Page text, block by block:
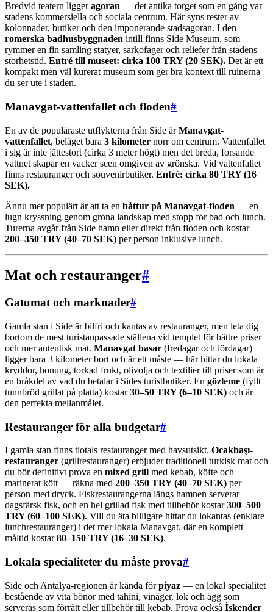
Bredvid teatern liggeragoran — det antika torget som en gång var
stadens kommersiella och sociala centrum. Här syns rester av
kolonnader, butiker och den imponerande stadsagoran. I den
romerska badhusbyggnaden intill finns Side Museum, som
rymmer en fin samling statyer, sarkofager och reliefer från stadens
storhetstid. Entré till museet: cirka 100 TRY (20 SEK). Det är ett
kompakt men väl kurerat museum som ger bra kontext till ruinerna
du ser ute i staden.
Manavgat-vattenfallet och floden#
En av de populäraste utflykterna från Side ärManavgat-
vattenfallet, beläget bara 3 kilometer norr om centrum. Vattenfallet
i sig är inte jättestort (cirka 3 meter högt) men det breda, forsande
vattnet skapar en vacker scen omgiven av grönska. Vid vattenfallet
finns restauranger och souvenirbutiker. Entré: cirka 80 TRY (16
SEK).
Ännu mer populärt är att ta en båttur på Manavgat-floden — en
lugn kryssning genom gröna landskap med stopp för bad och lunch.
Turerna avgår från Side hamn eller direkt från floden och kostar
200–350 TRY (40–70 SEK) per person inklusive lunch.
Mat och restauranger#
Gatumat och marknader#
Gamla stan i Side är bilfri och kantas av restauranger, men leta dig
bortom de mest turistanpassade ställena vid templet för bättre priser
och mer autentisk mat. Manavgat basar (fredagar och lördagar)
ligger bara 3 kilometer bort och är ett måste — här hittar du lokala
kryddor, honung, torkad frukt, olivolja och textilier till priser som är
en bråkdel av vad du betalar i Sides turistbutiker. En gözleme (fyllt
tunnbröd grillat på platta) kostar30–50 TRY (6–10 SEK) och är
den perfekta mellanmålet.
Restauranger för alla budgetar#
I gamla stan finns tiotals restauranger med havsutsikt. Ocakbaşı-
restauranger (grillrestauranger) erbjuder traditionell turkisk mat och
du bör definitivt prova en mixed grill med kebab, köfte och
marinerat kött — räkna med 200–350 TRY (40–70 SEK) per
person med dryck. Fiskrestaurangerna längs hamnen serverar
dagsfärsk fisk, och en hel grillad fisk med tillbehör kostar300–500
TRY (60–100 SEK). Vill du äta billigare hittar du lokantas (enklare
lunchrestauranger) i det mer lokala Manavgat, där en komplett
måltid kostar80–150 TRY (16–30 SEK).
Lokala specialiteter du måste prova#
Side och Antalya-regionen är kända förpiyaz — en lokal specialitet
bestående av vita bönor med tahini, vinäger, lök och ägg som
serveras som förrätt eller tillbehör till kebab. Prova också İskender